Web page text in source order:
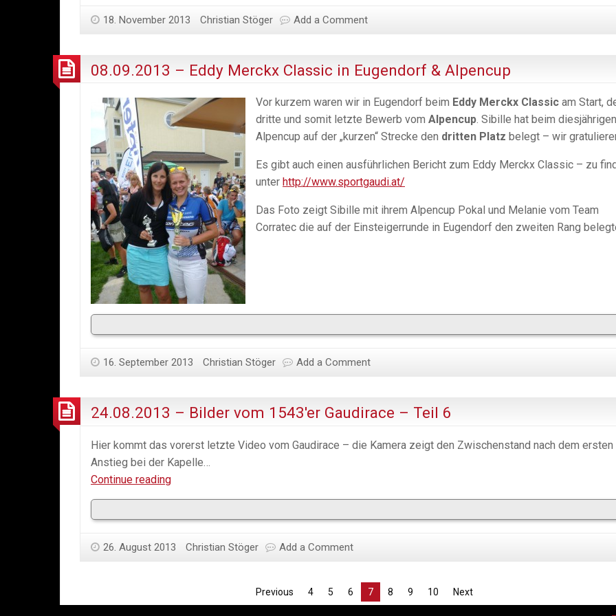
den
Sparkassen-
Cup
18. November 2013 Christian Stöger Add a Comment
08.09.2013 – Eddy Merckx Classic in Eugendorf & Alpencup
Vor kurzem waren wir in Eugendorf beim Eddy Merckx Classic am Start,
dritte und somit letzte Bewerb vom Alpencup. Sibille hat beim diesjährigen
Alpencup auf der „kurzen“ Strecke den dritten Platz belegt – wir
Es gibt auch einen ausführlichen Bericht zum Eddy Merckx Classic – zu
unter http://www.sportgaudi.at/
Das Foto zeigt Sibille mit ihrem Alpencup Pokal und Melanie vom Team
Corratec die auf der Einsteigerrunde in Eugendorf den zweiten Rang
16. September 2013 Christian Stöger Add a Comment
24.08.2013 – Bilder vom 1543′er Gaudirace – Teil 6
Hier kommt das vorerst letzte Video vom Gaudirace – die Kamera zeigt den Zwischenstand nach dem ersten
Anstieg bei der Kapelle…
Continue reading24.08.2013
1543′er
26. August 2013 Christian Stöger Add a Comment
Previous 4 5 6 7 8 9 10 Next